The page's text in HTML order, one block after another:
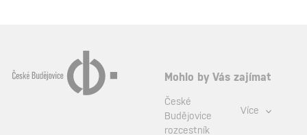
Mohlo by Vás zajímat
České
Budějovice
rozcestník
Více